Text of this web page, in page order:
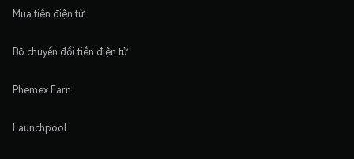
Mua tiền điện tử
Bộ chuyển đổi tiền điện tử
Phemex Earn
Launchpool